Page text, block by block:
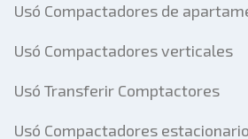
Usó Compactadores de
Usó Compactadores verticales
Usó Transferir Comptactores
Usó Compactadores